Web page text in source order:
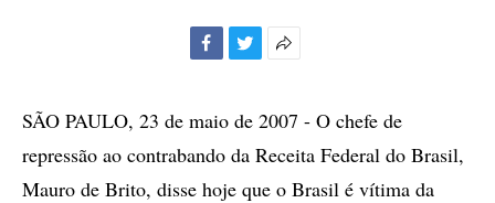
compartilhamento
SÃO PAULO, 23 de maio de 2007 - O chefe de
repressão ao contrabando da Receita Federal do Brasil,
Mauro de Brito, disse hoje que o Brasil é vítima da